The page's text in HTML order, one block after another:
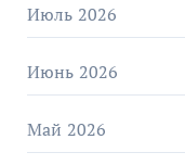
Июль 2026
Июнь 2026
Май 2026